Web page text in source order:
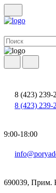
8 (423) 239-
8 (423) 239-
9:00-18:00
690039, Прим.